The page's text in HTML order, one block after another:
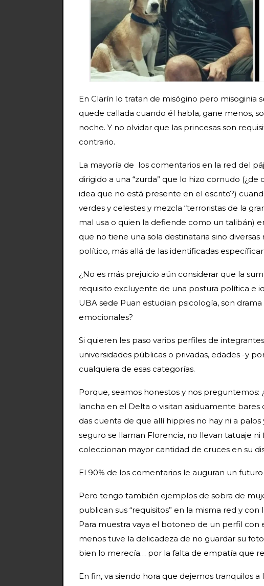
En Clarín lo tratan de misógino pero misoginia
quede callada cuando él habla, gane menos,
noche. Y no olvidar que las princesas son
contrario.
La mayoría de los comentarios en la red del
dirigido a una “zurda” que lo hizo cornudo
idea que no está presente en el escrito?)
verdes y celestes y mezcla “terroristas de la
mal usa o quien la defiende como un talibán)
que no tiene una sola destinataria sino
político, más allá de las identificadas
¿No es más prejuicio aún considerar que la
requisito excluyente de una postura política e
UBA sede Puan estudian psicología, son
emocionales?
Si quieren les paso varios perfiles de
universidades públicas o privadas, edades -y
cualquiera de esas categorías.
Porque, seamos honestos y nos preguntemos:
lancha en el Delta o visitan asiduamente
das cuenta de que allí hippies no hay ni a
seguro se llaman Florencia, no llevan tatuaje ni
coleccionan mayor cantidad de cruces en su
El 90% de los comentarios le auguran un
Pero tengo también ejemplos de sobra de
publican sus “requisitos” en la misma red y
Para muestra vaya el botoneo de un perfil
menos tuve la delicadeza de no guardar su
bien lo merecía… por la falta de empatía que
En fin, va siendo hora que dejemos tranquilos